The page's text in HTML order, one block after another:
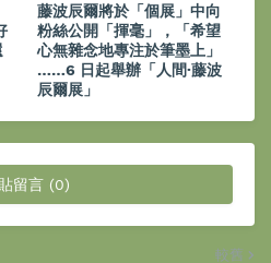
藤波辰爾將於「個展」中向
粉絲公開「揮毫」，「希望
心無雜念地專注於筆墨上」
……6 日起舉辦「人間·藤波
辰爾展」
留言 (0)
較舊